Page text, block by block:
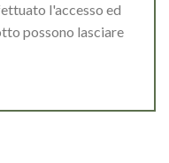
l'accesso ed
possono lasciare